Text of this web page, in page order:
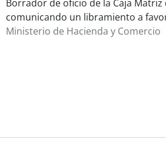
Borrador de oficio de la Caja
comunicando un libramiento a
Ministerio de Hacienda y Comercio